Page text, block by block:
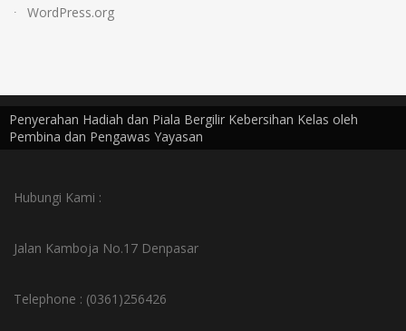
WordPress.org
Penyerahan Hadiah dan Piala Bergilir Kebersihan Kelas oleh
Pembina dan Pengawas Yayasan
Hubungi Kami :
Jalan Kamboja No.17 Denpasar
Telephone : (0361)256426